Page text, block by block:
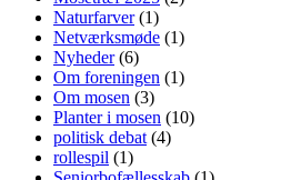
Naturfarver(1)
Netværksmøde (1)
Nyheder(6)
Om foreningen (1)
Om mosen (3)
Planter i mosen (10)
politisk debat (4)
rollespil (1)